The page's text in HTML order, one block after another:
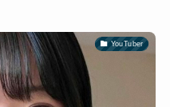
YouTuber